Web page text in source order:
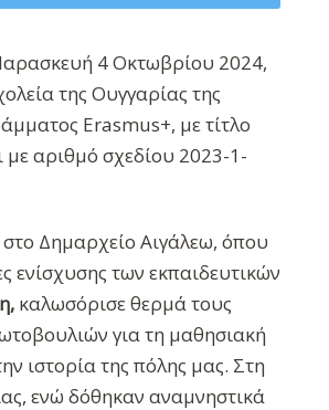
4 Οκτωβρίου 2024,
της Ουγγαρίας της
Erasmus+, με τίτλο
αριθμό σχεδίου 2023-1-
Δημαρχείο Αιγάλεω, όπου
των εκπαιδευτικών
καλωσόρισε θερμά τους
για τη μαθησιακή
ιστορία της πόλης μας. Στη
ενώ δόθηκαν αναμνηστικά